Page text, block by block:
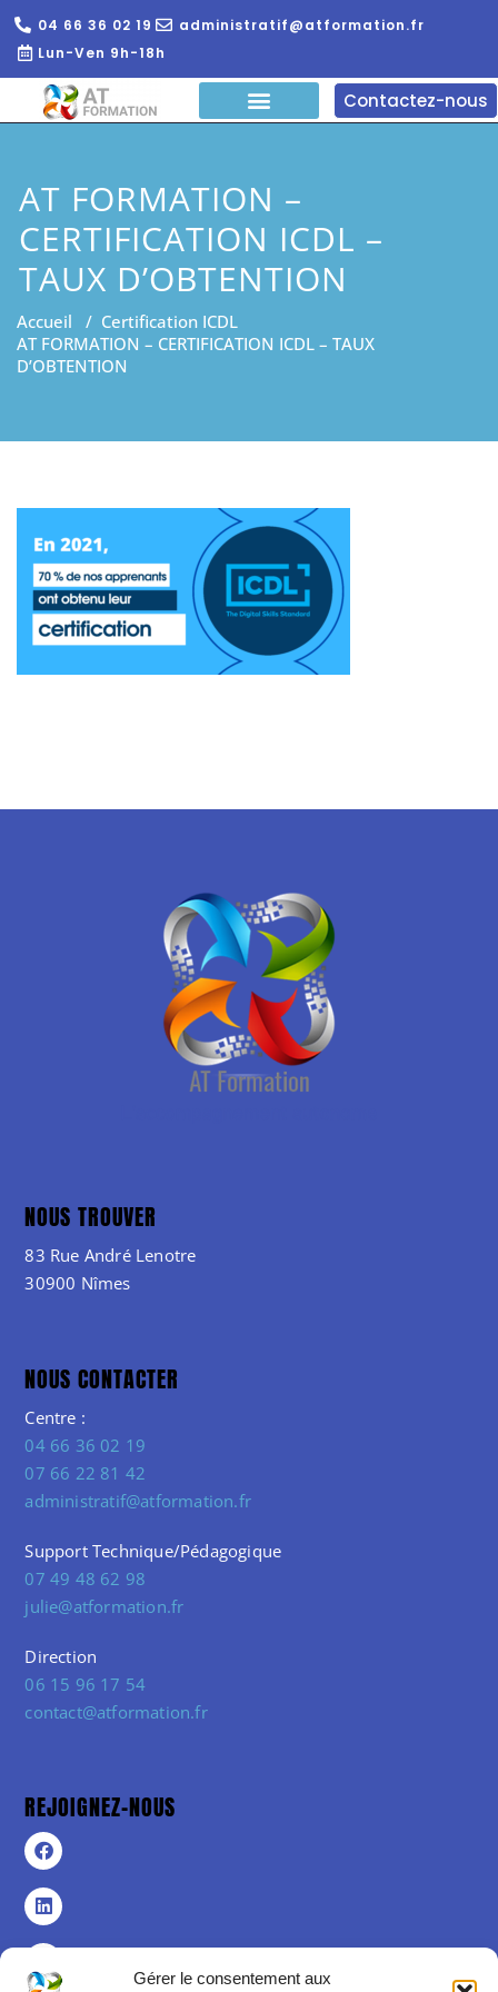
Gérer le consentement aux
04 66 36 02 19
administratif@atformation.fr
Lun-Ven 9h-18h
Contactez-nous
AT FORMATION –
CERTIFICATION ICDL –
TAUX D’OBTENTION
Accueil / Certification ICDL
AT FORMATION – CERTIFICATION ICDL – TAUX
D’OBTENTION
NOUS TROUVER
83 Rue André Lenotre
30900 Nîmes
NOUS CONTACTER
Centre :
04 66 36 02 19
07 66 22 81 42
administratif@atformation.fr
Support Technique/Pédagogique
07 49 48 62 98
julie@atformation.fr
Direction
06 15 96 17 54
contact@atformation.fr
REJOIGNEZ-NOUS